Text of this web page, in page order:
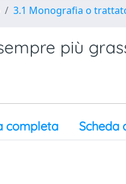
3.1 Monografia o
più
completa Scheda